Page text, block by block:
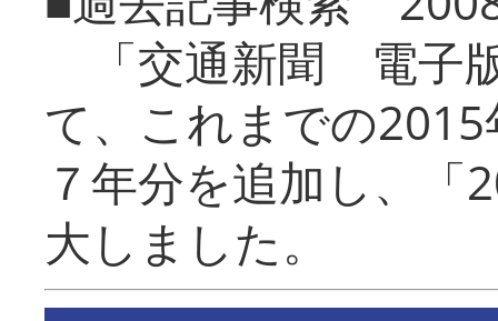
「交通新聞 電子
て、これまでの
７年分を追加し、「
大しまし